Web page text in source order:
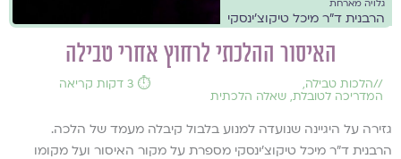
גלויה מארחת
הרבנית ד"ר מיכל טיקוצ'ינסקי
האיסור ההלכתי לרחוץ אחרי טבילה
//הלכות טבילה,
המדריכה לטובלת, שאלה הלכתית
⏱️ 3 דקות קריאה
גזירה על היגיינה שנועדה למנוע בלבול קיבלה מעמד של הלכה.
הרבנית ד"ר מיכל טיקוצ'ינסקי מספרת על מקור האיסור ועל מקומו